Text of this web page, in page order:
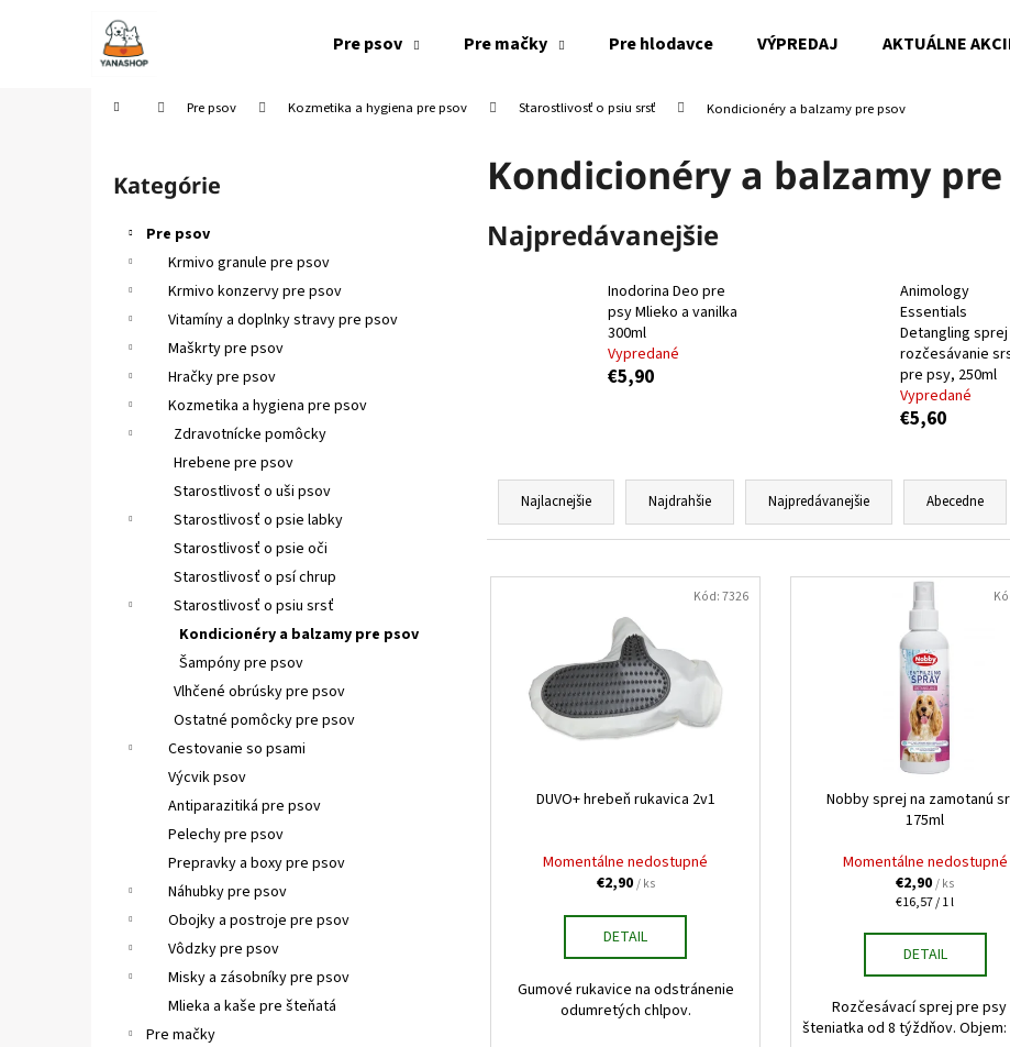
Pre psov Pre mačky Pre hlodavce VÝPREDAJ AKTUÁLNE
Domov Pre psov Kozmetika a hygiena pre psov Starostlivosť o psiu srsť Kondicionéry a balzamy pre psov
Preskočiť
kategórie
Kategórie
Pre psov
Krmivo granule pre psov
Krmivo konzervy pre psov
Vitamíny a doplnky stravy pre psov
Maškrty pre psov
Hračky pre psov
Kozmetika a hygiena pre psov
Zdravotnícke pomôcky
Hrebene pre psov
Starostlivosť o uši psov
Starostlivosť o psie labky
Starostlivosť o psie oči
Starostlivosť o psí chrup
Starostlivosť o psiu srsť
Kondicionéry a balzamy pre psov
Šampóny pre psov
Vlhčené obrúsky pre psov
Ostatné pomôcky pre psov
Cestovanie so psami
Výcvik psov
Antiparazitiká pre psov
Pelechy pre psov
Prepravky a boxy pre psov
Náhubky pre psov
Obojky a postroje pre psov
Vôdzky pre psov
Misky a zásobníky pre psov
Mlieka a kaše pre šteňatá
Pre mačky
Kondicionéry a balzamy
Najpredávanejšie
Inodorina Deo pre
psy Mlieko a vanilka
300ml
Vypredané
€5,90
Animology
Essentials
Detangling sprej
rozčesávanie
pre psy, 250ml
Vypredané
€5,60
R
d
Najlacnejšie Najdrahšie Najpredávanejšie Abecedne
V
DUVO+ hrebeň rukavica 2v1
Momentálne nedostupné
€2,90/ ks
DETAIL
Gumové rukavice na odstránenie
odumretých chlpov.
Kód:7326
Nobby sprej na zamotanú
175ml
Momentálne nedostupné
€2,90/ ks
Jednotková
€16,57 / 1 l
DETAIL
Rozčesávací sprej pre psy
šteniatka od 8 týždňov. Objem:
Späť
Späť
Čo potrebujete nájsť?
Odporúčame
VETAPRO URINOCAT 30 CPS.
€12,35
HUMAC NATUR AFM PRÁŠOK 2,5 KG
€39,95
FELIX CAT ADULT
V ŽELÉ 44X85G
€16,90